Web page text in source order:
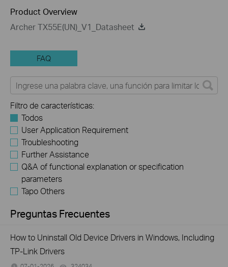
Product Overview
Archer TX55E(UN)_V1_Datasheet
FAQ
Filtro de características:
Todos
User Application Requirement
Troubleshooting
Further Assistance
Q&A of functional explanation or specification
parameters
Tapo Others
Preguntas Frecuentes
How to Uninstall Old Device Drivers in Windows, Including
TP-Link Drivers